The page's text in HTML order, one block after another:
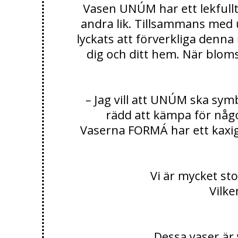
Vasen UNÚM har ett
andra lik. Tillsammans
lyckats att förverkliga
dig och ditt hem. När
– Jag vill att UNÚM ska
rädd att kämpa för
Vaserna FORMÁ har ett
Vi är mycket